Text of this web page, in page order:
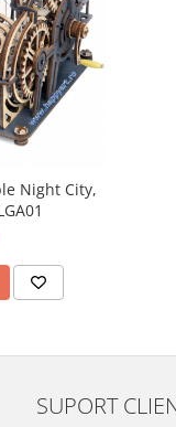
Night City,
SUPORT